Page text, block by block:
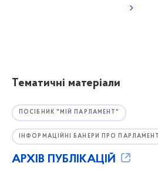
Тематичні матеріали
ПОСІБНИК "МІЙ ПАРЛАМЕНТ"
ІНФОРМАЦІЙНІ БАНЕРИ ПРО ПАРЛАМЕНТ
АРХІВ ПУБЛІКАЦІЙ